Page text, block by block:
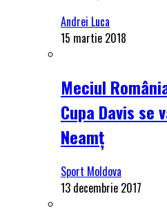
Andrei Luca
15 martie 2018
Meciul
Cupa Davis se
Neamț
Sport Moldova
13 decembrie 2017